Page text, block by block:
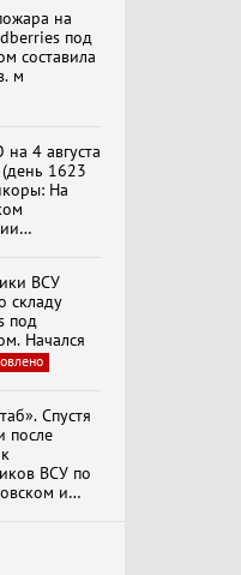
или
ЦК
в
Думе
и
К.Сивков
на
под
составила
м
4 августа
1623
На
ВСУ
складу
под
Начался
Спустя
после
ВСУ по
и